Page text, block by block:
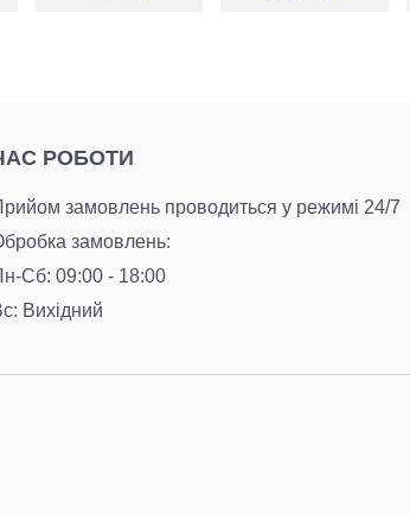
РОБОТИ
замовлень проводиться у режимі 24/7
замовлень:
Сб: 09:00 - 18:00
Вихідний